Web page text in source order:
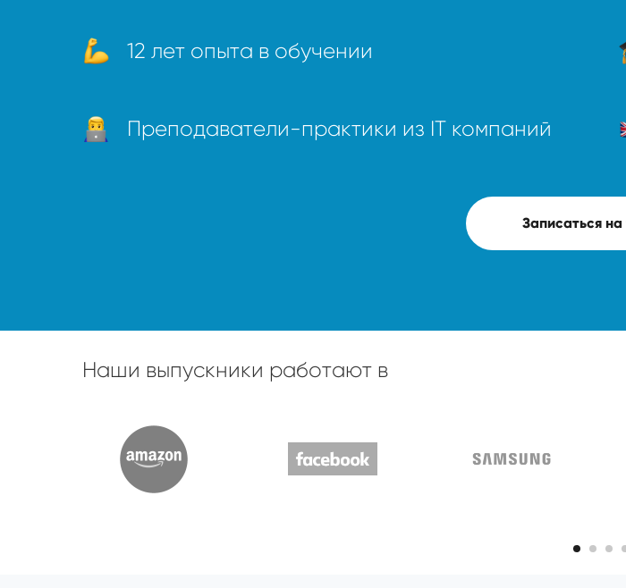
12 лет опыта в обучении
Преподаватели-практики из IT компаний
Записаться на
Наши выпускники работают в